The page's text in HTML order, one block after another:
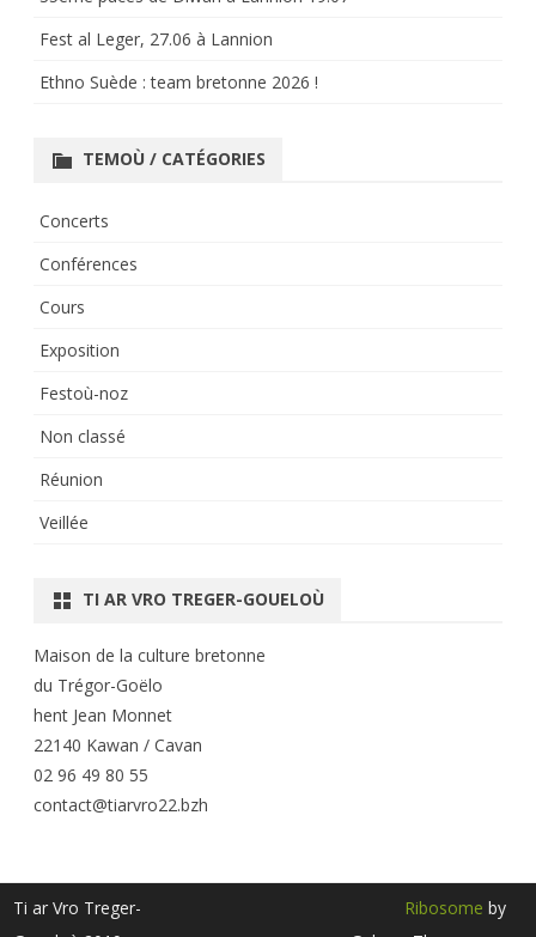
Fest al Leger, 27.06 à Lannion
Ethno Suède : team bretonne 2026 !
TEMOÙ / CATÉGORIES
Concerts
Conférences
Cours
Exposition
Festoù-noz
Non classé
Réunion
Veillée
TI AR VRO TREGER-GOUELOÙ
Maison de la culture bretonne
du Trégor-Goëlo
hent Jean Monnet
22140 Kawan / Cavan
02 96 49 80 55
contact@tiarvro22.bzh
Ti ar Vro Treger-
Ribosome by